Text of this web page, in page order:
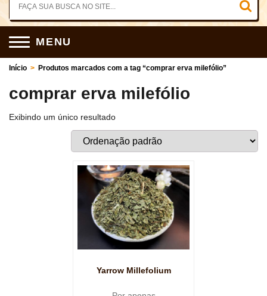
MENU
Início > Produtos marcados com a tag “comprar erva milefólio”
comprar erva milefólio
Exibindo um único resultado
Yarrow Millefolium